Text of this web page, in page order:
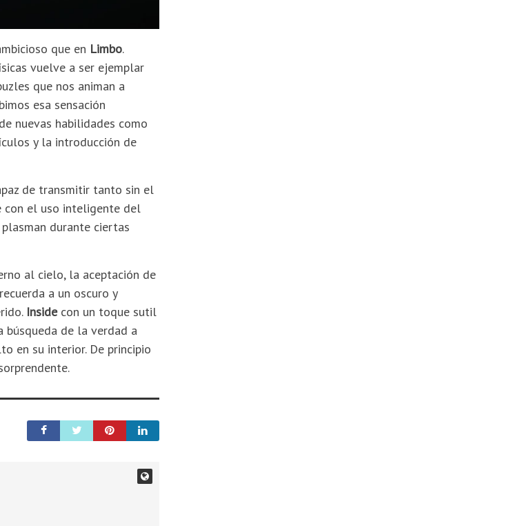
que en Limbo.
vuelve a ser ejemplar
que nos animan a
esa sensación
nuevas habilidades como
y la introducción de
de transmitir tanto sin el
con el uso inteligente del
durante ciertas
al cielo, la aceptación de
a un oscuro y
Insidecon un toque sutil
búsqueda de la verdad a
en su interior. De principio